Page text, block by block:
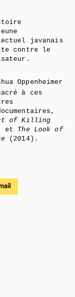
javanais
contre le
Oppenheimer
à ces
of Killing
et The Look of
(2014).